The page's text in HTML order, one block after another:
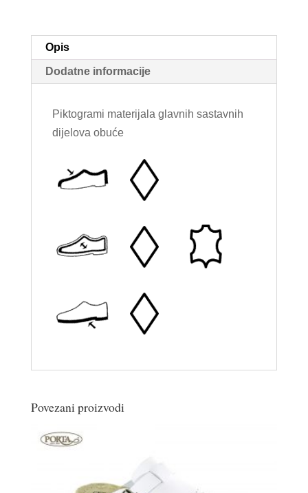
količina
Opis
Dodatne informacije
Piktogrami materijala glavnih sastavnih
dijelova obuće
Povezani proizvodi